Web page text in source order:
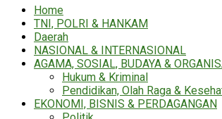
Home
TNI, POLRI & HANKAM
Daerah
NASIONAL & INTERNASIONAL
AGAMA, SOSIAL, BUDAYA &
Hukum & Kriminal
Pendidikan, Olah Raga &
EKONOMI, BISNIS & PERDAGANGAN